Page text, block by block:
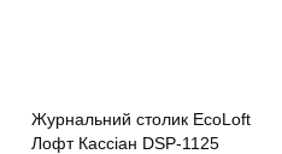
Журнальний столик EcoLoft
Лофт Кассіан DSP-1125